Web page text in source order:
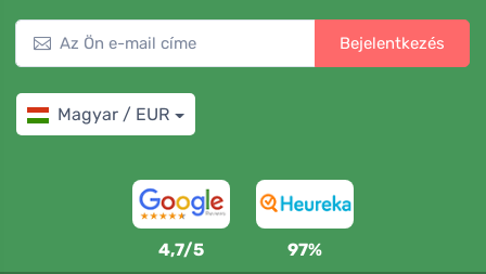
Bejelentkezés
Magyar / EUR
4,7/5 97%